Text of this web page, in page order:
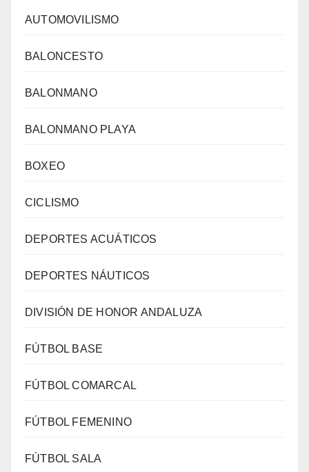
AUTOMOVILISMO
BALONCESTO
BALONMANO
BALONMANO PLAYA
BOXEO
CICLISMO
DEPORTES ACUÁTICOS
DEPORTES NÁUTICOS
DIVISIÓN DE HONOR ANDALUZA
FÚTBOL BASE
FÚTBOL COMARCAL
FÚTBOL FEMENINO
FÚTBOL SALA